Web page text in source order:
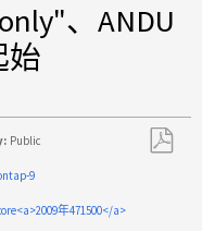
、ANDU
始
Public
9
年471500</a>